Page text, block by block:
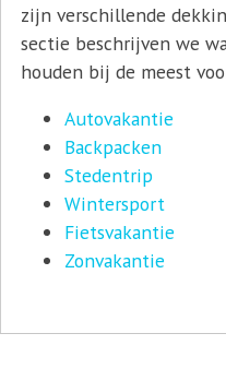
zijn verschillende
sectie beschrijven we
houden bij de meest
Autovakantie
Backpacken
Stedentrip
Wintersport
Fietsvakantie
Zonvakantie